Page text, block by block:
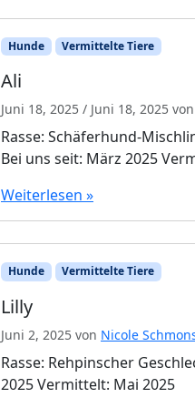
Hunde Vermittelte Tiere
Ali
Juni 18, 2025 / Juni 18, 2025 von
Rasse: Schäferhund-
Bei uns seit: März 2025
Weiterlesen »
Hunde Vermittelte Tiere
Lilly
Juni 2, 2025 von Nicole
Rasse: Rehpinscher
2025 Vermittelt: Mai 2025